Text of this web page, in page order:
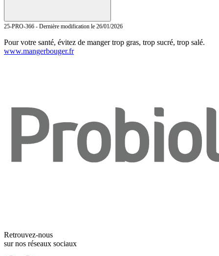
25-PRO-366 - Dernière modification le 26/01/2026
Pour votre santé, évitez de manger trop gras, trop sucré, trop salé.
www.mangerbouger.fr
Retrouvez-nous
sur nos réseaux sociaux